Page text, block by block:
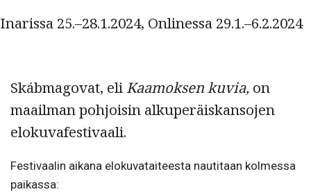
Inarissa 25.–28.1.2024, Onlinessa 29.1.–6.2.2024
Skábmagovat, eli Kaamoksen kuvia, on
maailman pohjoisin alkuperäiskansojen
elokuvafestivaali.
Festivaalin aikana elokuvataiteesta nautitaan kolmessa
paikassa: